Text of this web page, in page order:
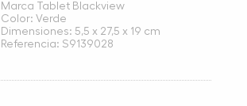
Marca Tablet Blackview
Color: Verde
Dimensiones: 5,5 x 27,5 x 19 cm
Referencia: S9139028